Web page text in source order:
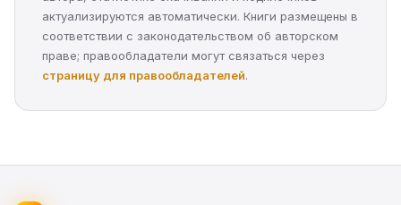
актуализируются автоматически. Книги размещены в
соответствии с законодательством об авторском
праве; правообладатели могут связаться через
страницу для правообладателей.